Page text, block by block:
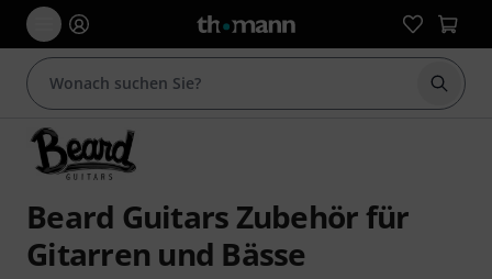
Suche
Beard Guitars Zubehör für
Gitarren und Bässe